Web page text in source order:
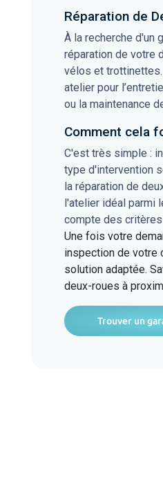
Réparation de
À la recherche d'un
réparation de votre
vélos et
atelier pour
ou la maintenance
Comment cela
C'est très simple :
type d'intervention
la réparation de
l'atelier idéal parmi
compte des
Une fois votre
inspection de votre
solution adaptée.
deux-roues à
Trouver un